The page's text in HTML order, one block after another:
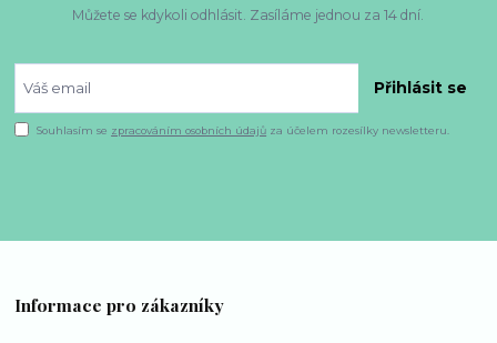
Můžete se kdykoli odhlásit. Zasíláme jednou za 14 dní.
Přihlásit se
Souhlasím se zpracováním osobních údajů za účelem rozesílky newsletteru.
Informace pro zákazníky